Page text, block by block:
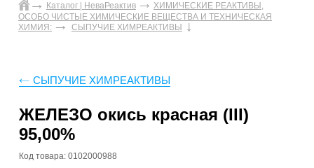
Каталог | НеваРеактив
ХИМИЧЕСКИЕ РЕАКТИВЫ,
ОСОБО ЧИСТЫЕ ХИМИЧЕСКИЕ ВЕЩЕСТВА И ТЕХНИЧЕСКАЯ
ХИМИЯ:
СЫПУЧИЕ ХИМРЕАКТИВЫ
СЫПУЧИЕ ХИМРЕАКТИВЫ
ЖЕЛЕЗО окись красная (III)
95,00%
Код товара: 0102000988